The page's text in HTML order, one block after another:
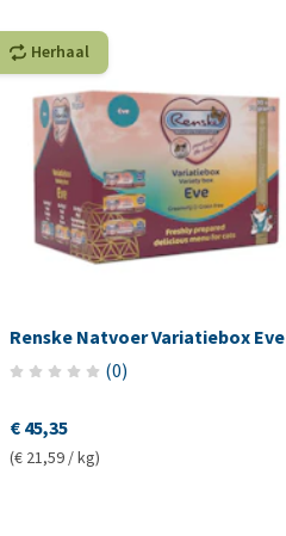
Herhaal
Renske Natvoer Variatiebox Eve
(0)
€ 45,35
(€ 21,59 / kg)